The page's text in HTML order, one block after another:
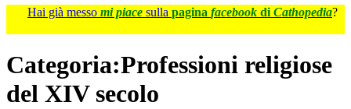
Hai già messo mi piace sulla pagina facebook di Cathopedia?
Categoria:Professioni religiose
del XIV secolo